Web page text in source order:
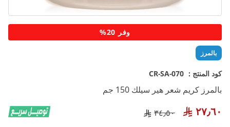
بالمرز
كود المنتج : CR-SA-070
بالمرز كريم شعر هير سيلك 150 جم
٢٧٫٦٠ ٣٤٫٥٠
تخطي
إلى
بداية
معرض
الصور
وفر 20%